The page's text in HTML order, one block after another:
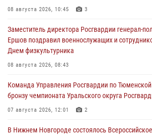
08 августа 2026, 10:45 3
Заместитель директора Росгвардии генерал-
Ершов поздравил военнослужащих и
Днем физкультурника
08 августа 2026, 08:43
Команда Управления Росгвардии по Тюменской
бронзу чемпионата Уральского округа
07 августа 2026, 12:01 2
В Нижнем Новгороде состоялось